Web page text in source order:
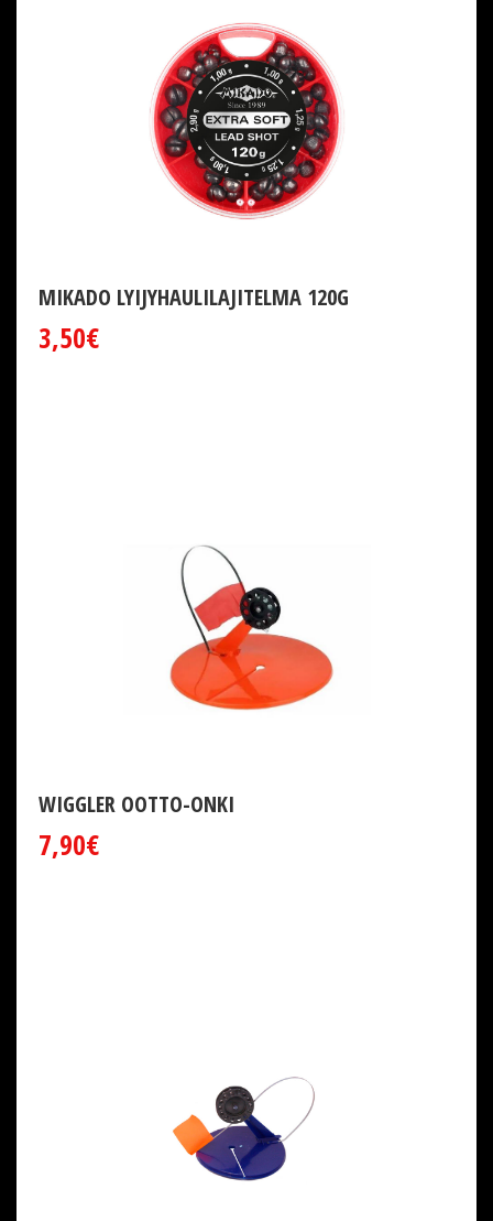
MIKADO LYIJYHAULILAJITELMA 120G
3,50€
WIGGLER OOTTO-ONKI
7,90€